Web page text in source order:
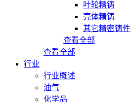
叶轮精铸
壳体精铸
其它精密铸件
查看全部
查看全部
行业
行业概述
油气
化学品